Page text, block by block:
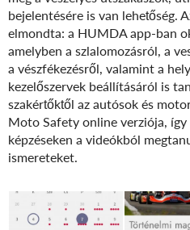
bejelentésére is van lehetőség.
elmondta: a HUMDA app-ban
amelyben a szlalomozásról, a
a vészfékezésről, valamint a
kezelőszervek beállításáról is
szakértőktől az autósok és
Moto Safety online verziója,
képzéseken a videókból
ismereteket.